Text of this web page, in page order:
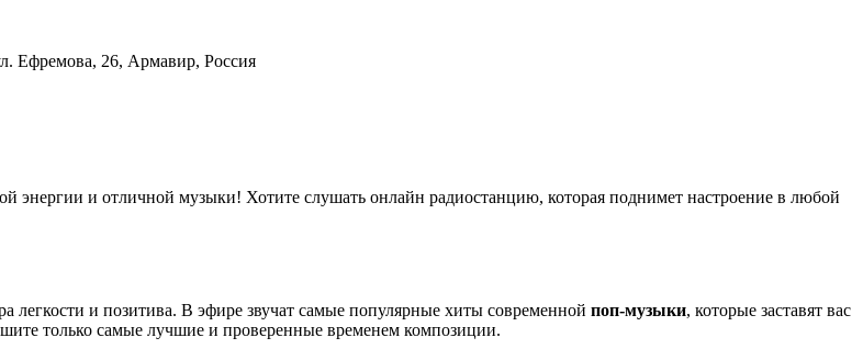
Ефремова, 26​, Армавир, Россия
и отличной музыки! Хотите слушать онлайн радиостанцию, которая поднимет настроение в любой
и позитива. В эфире звучат самые популярные хиты современной поп-музыки, которые заставят вас
только самые лучшие и проверенные временем композиции.